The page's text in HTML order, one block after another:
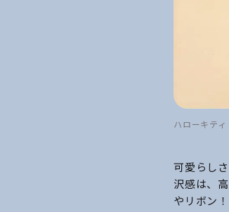
ハローキテ
可愛らし
沢感は、
やリボン